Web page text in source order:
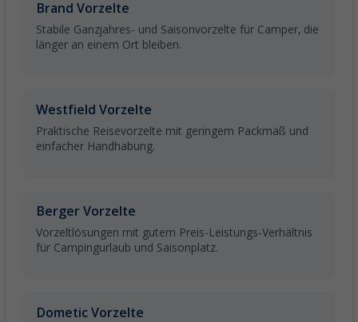
Brand Vorzelte
Stabile Ganzjahres- und Saisonvorzelte für Camper, die
länger an einem Ort bleiben.
Westfield Vorzelte
Praktische Reisevorzelte mit geringem Packmaß und
einfacher Handhabung.
Berger Vorzelte
Vorzeltlösungen mit gutem Preis-Leistungs-Verhältnis
für Campingurlaub und Saisonplatz.
Dometic Vorzelte